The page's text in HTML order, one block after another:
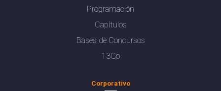
Programación
Capítulos
Bases de Concursos
13Go
Corporativo